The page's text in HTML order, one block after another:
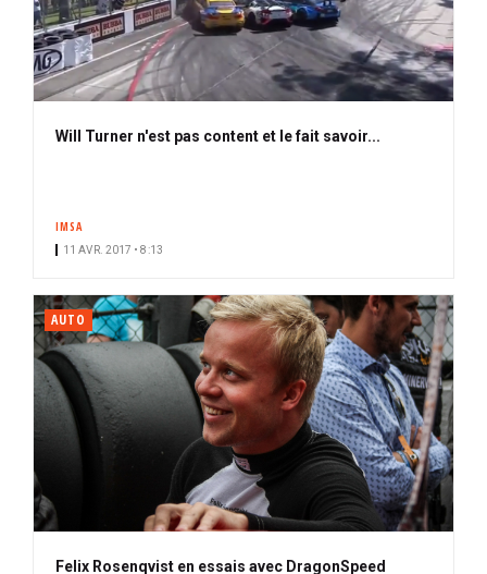
Will Turner n'est pas content et le fait savoir...
IMSA
11 AVR. 2017 • 8:13
AUTO
Felix Rosenqvist en essais avec DragonSpeed